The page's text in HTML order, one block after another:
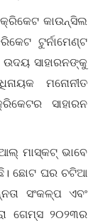
କାଉନ୍‌ସିଲ
ଟୁର୍ନାମେଣ୍ଟ
ଉଦୟ ସାହାରନଙ୍କୁ
ମନୋନୀତ
ସାହାରନ
ମାସ୍କଟ୍ ଭାବେ
ଛୋଟ ଘର ଚଟିଆ
ସଂକଳ୍ପ ଏବଂ
ଗେମ୍ସ ୨୦୨୩ର